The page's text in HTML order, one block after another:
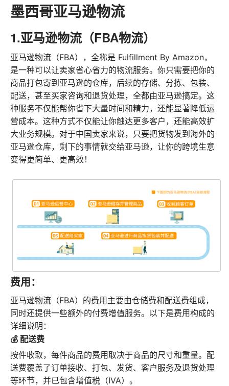
墨西哥亚马逊物流
1.亚马逊物流（FBA物流）
亚马逊物流（FBA），全称是 Fulfillment By Amazon，
是一种可以让卖家省心省力的物流服务。你只需要把你的
商品打包寄到亚马逊的仓库，后续的存储、分拣、包装、
配送，甚至买家咨询和退货处理，全都由亚马逊搞定。这
种服务不仅能帮你省下大量时间和精力，还能显著降低运
营成本。这种方式不仅能让你触达更多客户，还能高效扩
大业务规模。对于中国卖家来说，只要把货物发到海外的
亚马逊仓库，剩下的事情就交给亚马逊，让你的跨境生意
变得更简单、更高效！
费用：
亚马逊物流（FBA）的费用主要由仓储费和配送费组成，
同时还提供一些额外的付费增值服务。以下是费用构成的
详细说明：
💰 配送费
按件收取，每件商品的费用取决于商品的尺寸和重量。配
送费覆盖了订单接收、打包、发货、客户服务及退货处理
等环节，并已包含增值税（IVA）。